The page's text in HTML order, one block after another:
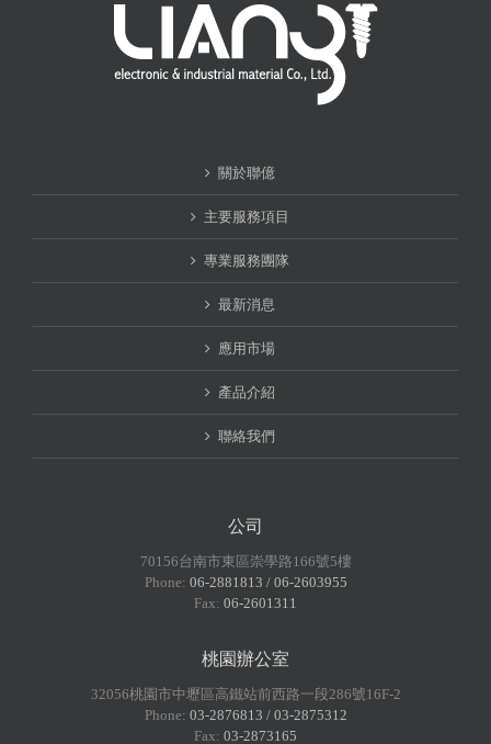
關於聯億
主要服務項目
專業服務團隊
最新消息
應用市場
產品介紹
聯絡我們
公司
70156台南市東區崇學路166號5樓
Phone: 06-2881813 / 06-2603955
Fax: 06-2601311
桃園辦公室
32056桃園市中壢區高鐵站前西路一段286號16F-2
Phone: 03-2876813 / 03-2875312
Fax: 03-2873165